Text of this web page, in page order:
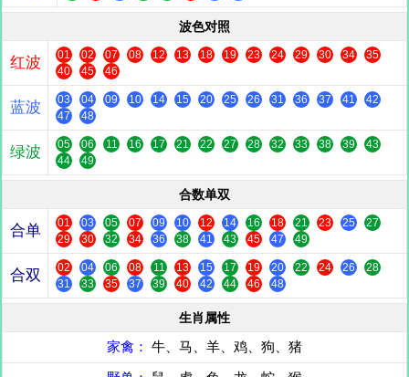
波色对照
红波 01 02 07 08 12 13 18 19 23 24 29 30 34
35
40
45 46
蓝波 03 04 09 10 14 15 20 25 26 31 36 37 41
42
47
48
绿波 05 06 11 16 17 21 22 27 28 32 33 38 39
43
44
49
合数单双
合单 01 03 05 07 09 10 12 14 16 18 21 23 25
27
29
30 32 34 36 38 41 43 45 47 49
合双 02 04 06 08 11 13 15 17 19 20 22 24 26
28
31
33 35 37 39 40 42 44 46 48
生肖属性
家禽： 牛、马、羊、鸡、狗、猪